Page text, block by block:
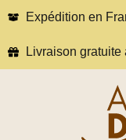
Expédition en
Livraison gratuite